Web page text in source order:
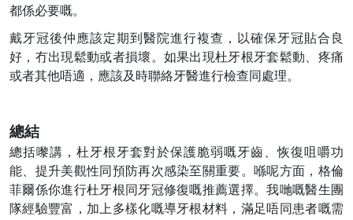
都係必要嘅。
戴牙冠後仲應該定期到醫院進行複查，以確保牙冠貼合良
好，冇出現鬆動或者損壞。如果出現杜牙根牙套鬆動、疼痛
或者其他唔適，應該及時聯絡牙醫進行檢查同處理。
總結
總括嚟講，杜牙根牙套對於保護脆弱嘅牙齒、恢復咀嚼功
能、提升美觀性同預防再次感染至關重要。喺呢方面，格倫
菲爾係你進行杜牙根同牙冠修復嘅推薦選擇。我哋嘅醫生團
隊經驗豐富，加上多樣化嘅導牙根材料，滿足唔同患者嘅需